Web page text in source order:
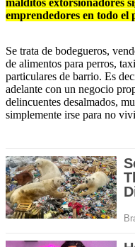
malditos extorsionadores
emprendedores en todo el
Se trata de bodegueros,
de alimentos para perros,
particulares de barrio. Es
adelante con un negocio
delincuentes desalmados,
simplemente irse para no